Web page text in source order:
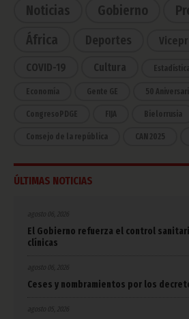
Noticias Gobierno
África
Deportes
COVID-19 Cultura
Economía Gente GE 50
CongresoPDGE FIJA Bielorrusia
Consejo de la república CAN 2025
ÚLTIMAS NOTICIAS
agosto 06, 2026
El Gobierno refuerza el control
clínicas
agosto 06, 2026
Ceses y nombramientos por los